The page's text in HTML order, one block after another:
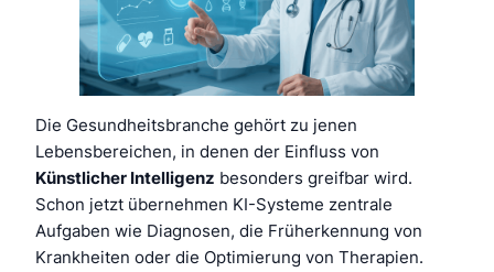
Die Gesundheitsbranche gehört zu jenen
Lebensbereichen, in denen der Einfluss von
Künstlicher Intelligenz besonders greifbar wird.
Schon jetzt übernehmen KI-Systeme zentrale
Aufgaben wie Diagnosen, die Früherkennung von
Krankheiten oder die Optimierung von Therapien.